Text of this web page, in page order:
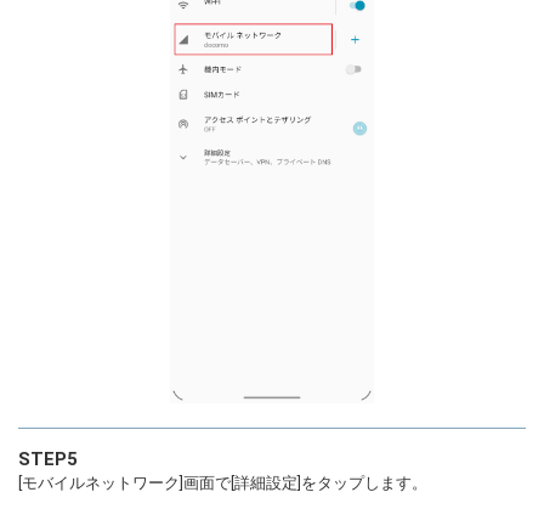
STEP5
[モバイルネットワーク]画面で[詳細設定]をタップします。